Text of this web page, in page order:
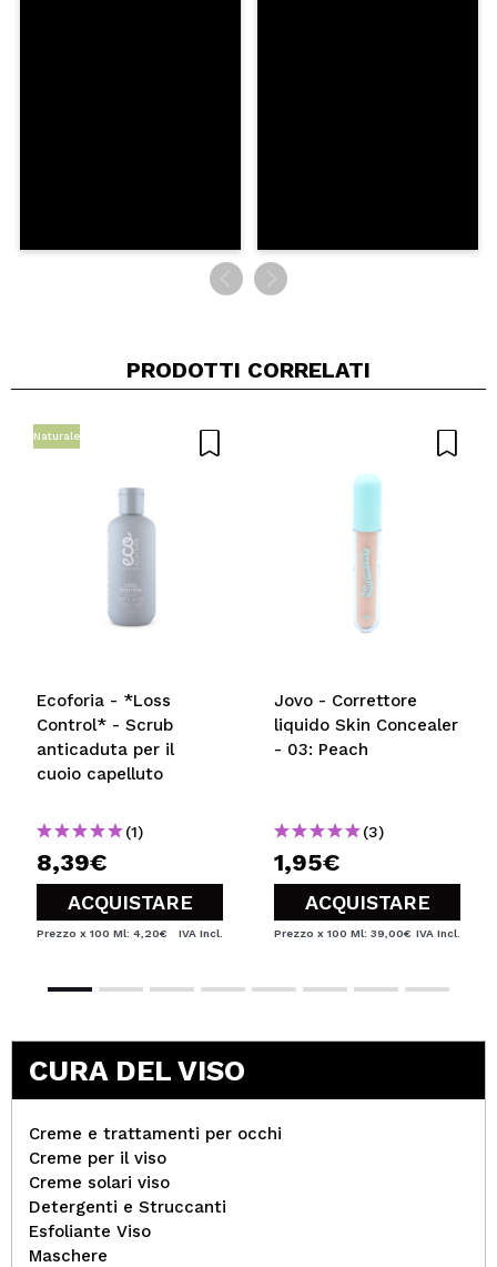
PRODOTTI CORRELATI
Naturale
Ecoforia - *Loss
Control* - Scrub
anticaduta per il
cuoio capelluto
(1)
8,39€
ACQUISTARE
Prezzo x 100 Ml: 4,20€ IVA Incl.
Jovo - Correttore
liquido Skin Concealer
- 03: Peach
(3)
1,95€
ACQUISTARE
Prezzo x 100 Ml: 39,00€ IVA Incl.
CURA DEL VISO
Creme e trattamenti per occhi
Creme per il viso
Creme solari viso
Detergenti e Struccanti
Esfoliante Viso
Maschere